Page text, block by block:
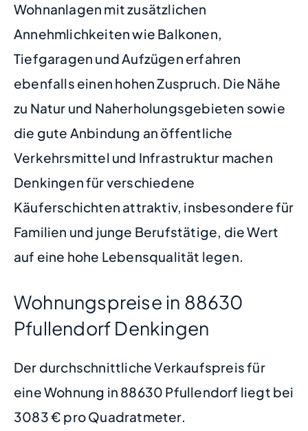
Wohnanlagen mit zusätzlichen
Annehmlichkeiten wie Balkonen,
Tiefgaragen und Aufzügen erfahren
ebenfalls einen hohen Zuspruch. Die Nähe
zu Natur und Naherholungsgebieten sowie
die gute Anbindung an öffentliche
Verkehrsmittel und Infrastruktur machen
Denkingen für verschiedene
Käuferschichten attraktiv, insbesondere für
Familien und junge Berufstätige, die Wert
auf eine hohe Lebensqualität legen.
Wohnungspreise in 88630
Pfullendorf Denkingen
Der durchschnittliche Verkaufspreis für
eine Wohnung in 88630 Pfullendorf liegt bei
3083 € pro Quadratmeter.